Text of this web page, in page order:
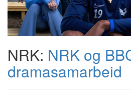
NRK: NRK og
dramasamarbeid